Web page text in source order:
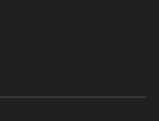
граждан